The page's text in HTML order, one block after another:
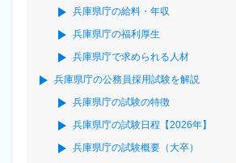
兵庫県庁の給料・年収
兵庫県庁の福利厚生
兵庫県庁で求められる人材
兵庫県庁の公務員採用試験を解説
兵庫県庁の試験の特徴
兵庫県庁の試験日程【2026年】
兵庫県庁の試験概要（大卒）